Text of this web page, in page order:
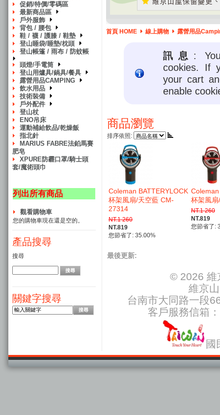
促銷/特價/零碼區
最新商品區
戶外服飾
背包 / 腰包
鞋 / 襪 / 護膝 / 鞋墊
登山睡袋/睡墊/枕頭
登山帳篷 / 雨布 / 防蚊帳
頭燈/手電筒
登山用爐具/鍋具/餐具
露營用品CAMPING
飲水用品
技術裝備
戶外配件
登山杖
ENO吊床
運動補給飲品/乾燥飯
指北針
MARIUS FABRE法鉑馬賽
肥皂
XPURE防霾口罩/騎士頭
套/魔術頭巾
列出所有商品
觀看購物車
您的購物車現在還是空的。
產品搜尋
搜尋
關鍵字搜尋
首頁 HOME 線上購物 露營用品
訊息 :
cookies. If
your cart
enable
商品瀏覽
排序依照:
Coleman BATTERYLOCK
杯架風扇/天空藍 CM-
27314
NT.1 260
NT.819
您節省了: 35.00%
杯架風
NT.1 260
NT.819
您節省了:
最後更新:
© 2026 維
維京
台南市大同路一段
客戶服務信箱：
國